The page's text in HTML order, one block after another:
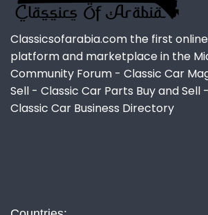
Classicsofarabia.com the first
platform and marketplace in the
Community Forum - Classic Car
Sell - Classic Car Parts Buy and
Classic Car Business Directory